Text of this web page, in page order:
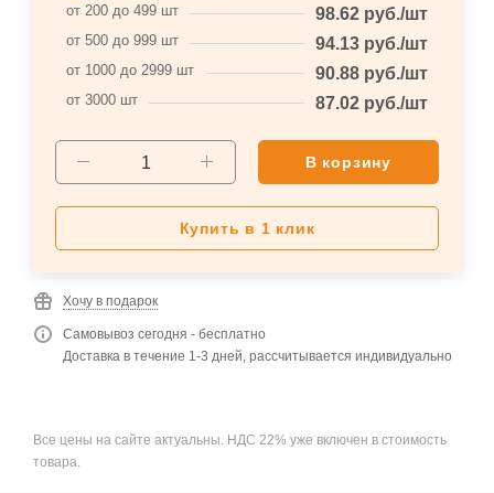
от 200 до 499 шт 98.62 руб./шт
от 500 до 999 шт 94.13 руб./шт
от 1000 до 2999 шт 90.88 руб./шт
от 3000 шт 87.02 руб./шт
В корзину
Купить в 1 клик
Хочу в подарок
Самовывоз сегодня - бесплатно
Доставка в течение 1-3 дней, рассчитывается индивидуально
Все цены на сайте актуальны. НДС 22% уже включен в стоимость
товара.